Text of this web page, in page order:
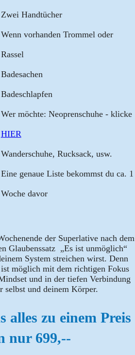
Zwei Handtücher
Wenn vorhanden Trommel oder
Rassel
Badesachen
Badeschlapfen
Wer möchte: Neoprenschuhe - klicke
HIER
Wanderschuhe, Rucksack, usw.
Eine genaue Liste bekommst du ca. 1
Woche davor
der Superlative nach dem
Glaubenssatz „Es ist unmöglich“
System streichen wirst. Denn
möglich mit dem richtigen Fokus
und in der tiefen Verbindung
selbst und deinem Körper.
alles zu einem Preis
nur 699,--